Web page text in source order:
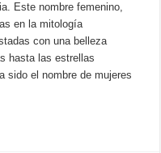
Este nombre femenino,
en la mitología
con una belleza
hasta las estrellas
sido el nombre de mujeres